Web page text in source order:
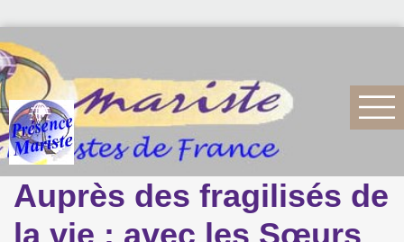
Auprès des fragilisés de